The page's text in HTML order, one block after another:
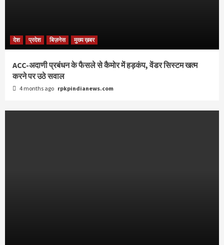
देश प्रदेश बिज़नेस मुख्य ख़बर
ACC-अदाणी प्रबंधन के फैसले से कैमोर में हड़कंप, वेंडर सिस्टम खत्म
करने पर उठे सवाल
4 months ago rpkpindianews.com